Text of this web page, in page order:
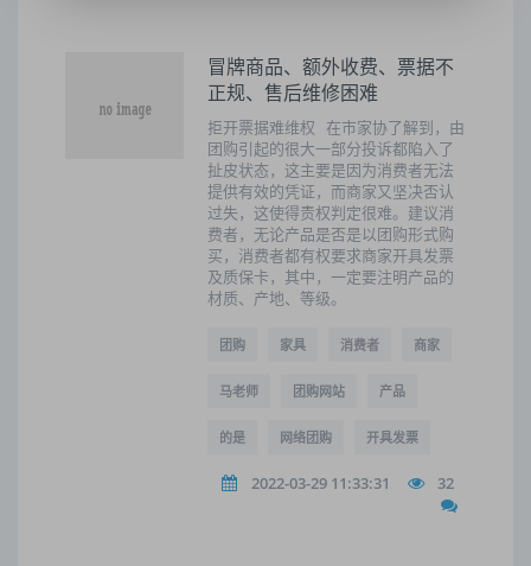
冒牌商品、额外收费、票据不
正规、售后维修困难
拒开票据难维权 在市家协了解到，由
团购引起的很大一部分投诉都陷入了
扯皮状态，这主要是因为消费者无法
提供有效的凭证，而商家又坚决否认
过失，这使得责权判定很难。建议消
费者，无论产品是否是以团购形式购
买，消费者都有权要求商家开具发票
及质保卡，其中，一定要注明产品的
材质、产地、等级。
团购 家具 消费者 商家
马老师 团购网站 产品
的是 网络团购 开具发票
2022-03-29 11:33:31 32